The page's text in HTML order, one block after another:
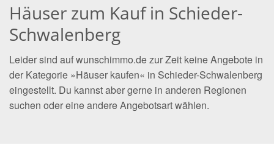
Häuser zum Kauf in Schieder-
Schwalenberg
Leider sind auf wunschimmo.de zur Zeit keine Angebote in
der Kategorie »Häuser kaufen« in Schieder-Schwalenberg
eingestellt. Du kannst aber gerne in anderen Regionen
suchen oder eine andere Angebotsart wählen.